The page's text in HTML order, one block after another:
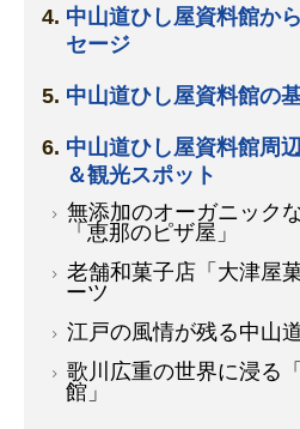
中山道ひし屋資料館か
セージ
中山道ひし屋資料館の
中山道ひし屋資料館周
＆観光スポット
無添加のオーガニック
「恵那のピザ屋」
老舗和菓子店「大津屋
ーツ
江戸の風情が残る中山
歌川広重の世界に浸る
館」